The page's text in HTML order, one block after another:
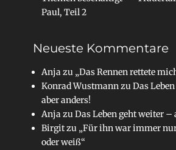
Paul, Teil 2
Neueste Kommentare
Anjazu „Das Rennen rettete
Konrad WustmannzuDas
aber anders!
AnjazuDas Leben geht weiter –
Birgitzu „Für ihn war immer
oder weiß“